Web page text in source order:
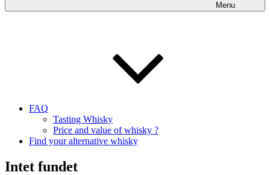
Menu
FAQ
Tasting Whisky
Price and value of whisky ?
Find your alternative whisky
Intet fundet